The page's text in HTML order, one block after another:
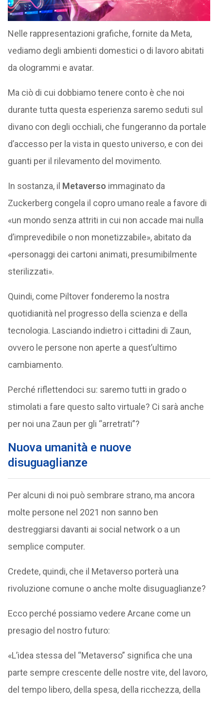
Nelle rappresentazioni grafiche, fornite da Meta,
vediamo degli ambienti domestici o di lavoro abitati
da ologrammi e avatar.
Ma ciò di cui dobbiamo tenere conto è che noi
durante tutta questa esperienza saremo seduti sul
divano con degli occhiali, che fungeranno da portale
d’accesso per la vista in questo universo, e con dei
guanti per il rilevamento del movimento.
In sostanza, il Metaverso immaginato da
Zuckerberg congela il copro umano reale a favore di
«un mondo senza attriti in cui non accade mai nulla
d’imprevedibile o non monetizzabile», abitato da
«personaggi dei cartoni animati, presumibilmente
sterilizzati».
Quindi, come Piltover fonderemo la nostra
quotidianità nel progresso della scienza e della
tecnologia. Lasciando indietro i cittadini di Zaun,
ovvero le persone non aperte a quest’ultimo
cambiamento.
Perché riflettendoci su: saremo tutti in grado o
stimolati a fare questo salto virtuale? Ci sarà anche
per noi una Zaun per gli “arretrati”?
Nuova umanità e nuove
disuguaglianze
Per alcuni di noi può sembrare strano, ma ancora
molte persone nel 2021 non sanno ben
destreggiarsi davanti ai social network o a un
semplice computer.
Credete, quindi, che il Metaverso porterà una
rivoluzione comune o anche molte disuguaglianze?
Ecco perché possiamo vedere Arcane come un
presagio del nostro futuro:
«L’idea stessa del “Metaverso” significa che una
parte sempre crescente delle nostre vite, del lavoro,
del tempo libero, della spesa, della ricchezza, della